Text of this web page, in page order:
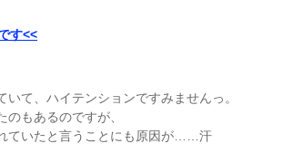
す<<
いて、ハイテンションですみませんっ。
のもあるのですが、
ていたと言うことにも原因が……汗